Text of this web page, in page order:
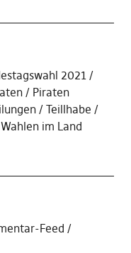
2021
Piraten
Teillhabe
Wahlen im Land
Feed